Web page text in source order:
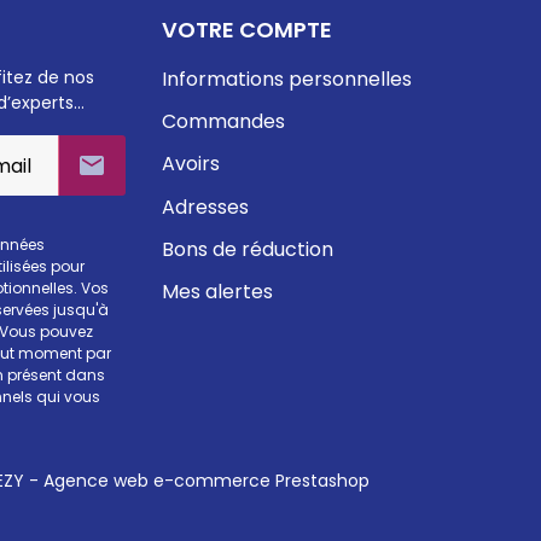
de nos

pour
Vos
jusqu'à
pouvez
moment par
présent dans
qui vous
VOTRE COMPTE
Informations personnelles
Commandes
Avoirs
Adresses
Bons de réduction
Mes alertes
- Agence web e-commerce Prestashop